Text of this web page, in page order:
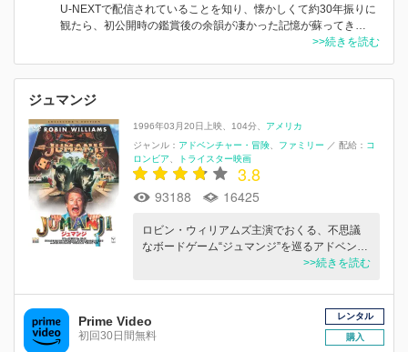
U-NEXTで配信されていることを知り、懐かしくて約30年振りに
観たら、初公開時の鑑賞後の余韻が凄かった記憶が蘇ってき…
>>続きを読む
ジュマンジ
1996年03月20日上映 104分
アメリカ
ジャンル： アドベンチャー・冒険 ファミリー ／ 配給： コ
ロンビア
トライスター映画
3.8
93188 16425
ロビン・ウィリアムズ主演でおくる、不思議
なボードゲーム“ジュマンジ”を巡るアドベン…
>>続きを読む
Prime Video
初回30日間無料
レンタル
購入